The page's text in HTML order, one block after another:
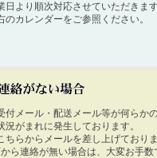
日より順次対応させていただきま
カレンダーをご参照ください。
付メール・配送メール等が何らか
がまれに発生しております。
ちらからメールを差し上げており
ら連絡が無い場合は、大変お手数